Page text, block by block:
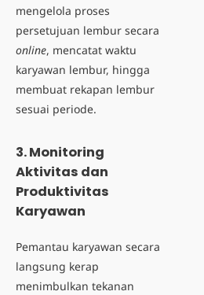
mengelola proses
persetujuan lembur secara
online, mencatat waktu
karyawan lembur, hingga
membuat rekapan lembur
sesuai periode.
3. Monitoring
Aktivitas dan
Produktivitas
Karyawan
Pemantau karyawan secara
langsung kerap
menimbulkan tekanan